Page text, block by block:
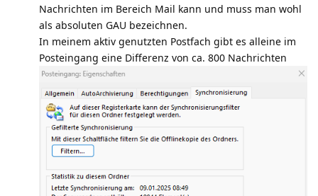
Nachrichten im Bereich Mail kann und muss man wohl
als absoluten GAU bezeichnen.
In meinem aktiv genutzten Postfach gibt es alleine im
Posteingang eine Differenz von ca. 800 Nachrichten